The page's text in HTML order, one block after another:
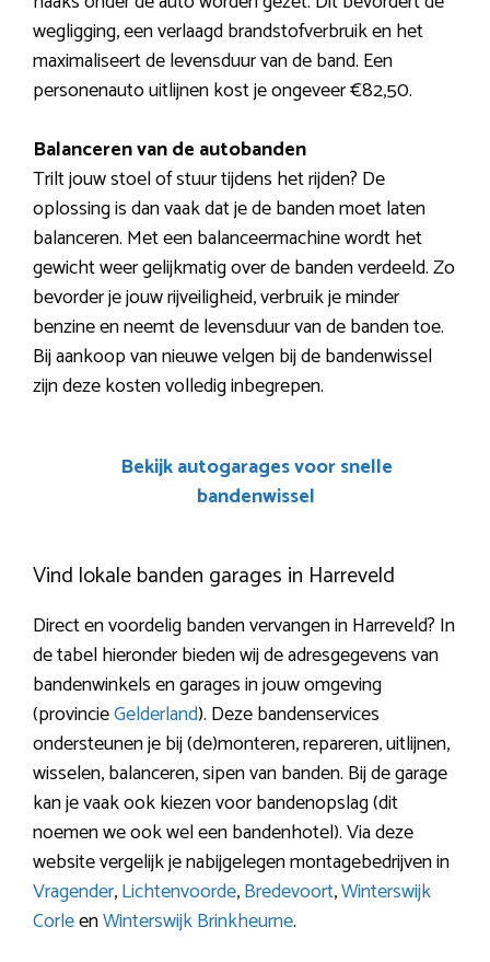
wegligging, een verlaagd brandstofverbruik en het
maximaliseert de levensduur van de band. Een
personenauto uitlijnen kost je ongeveer €82,50.
Balanceren van de autobanden
Trilt jouw stoel of stuur tijdens het rijden? De
oplossing is dan vaak dat je de banden moet laten
balanceren. Met een balanceermachine wordt het
gewicht weer gelijkmatig over de banden verdeeld. Zo
bevorder je jouw rijveiligheid, verbruik je minder
benzine en neemt de levensduur van de banden toe.
Bij aankoop van nieuwe velgen bij de bandenwissel
zijn deze kosten volledig inbegrepen.
Bekijk autogarages voor snelle
bandenwissel
Vind lokale banden garages in Harreveld
Direct en voordelig banden vervangen in Harreveld? In
de tabel hieronder bieden wij de adresgegevens van
bandenwinkels en garages in jouw omgeving
(provincieGelderland). Deze bandenservices
ondersteunen je bij (de)monteren, repareren, uitlijnen,
wisselen, balanceren, sipen van banden. Bij de garage
kan je vaak ook kiezen voor bandenopslag (dit
noemen we ook wel een bandenhotel). Via deze
website vergelijk je nabijgelegen montagebedrijven in
Vragender,Lichtenvoorde,Bredevoort,Winterswijk
CorleenWinterswijk Brinkheurne.